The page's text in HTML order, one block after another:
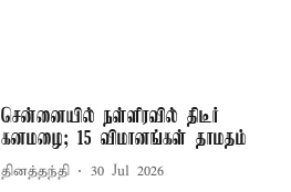
சென்னையில் நள்ளிரவில் திடீர்
கனமழை; 15 விமானங்கள் தாமதம்
தினத்தந்தி 30 Jul 2026